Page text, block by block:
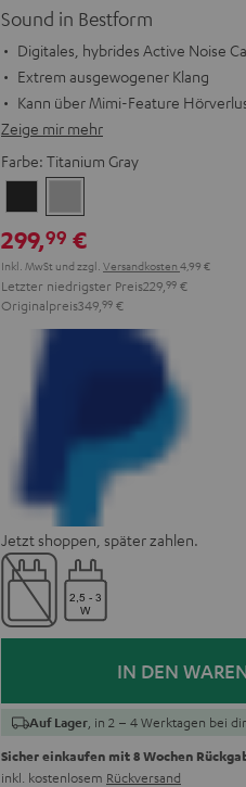
Sound in Bestform
Digitales, hybrides Active Noise
Extrem ausgewogener Klang
Kann über Mimi-Feature
Zeige mir mehr
Farbe: Titanium Gray
Black Gray
299,99 €
Inkl. MwSt und zzgl. Versandkosten 4,99 €
Letzter niedrigster Preis229, 99 €
Originalpreis349, 99 €
Jetzt shoppen, später zahlen.
IN DEN
Auf Lager , in 2 – 4 Werktagen bei dir
Sicher einkaufen mit 8 Wochen
inkl. kostenlosem Rückversand